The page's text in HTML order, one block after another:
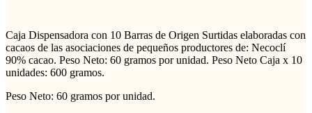
Caja Dispensadora con 10 Barras de Origen Surtidas elaboradas con
cacaos de las asociaciones de pequeños productores de: Necoclí
90% cacao. Peso Neto: 60 gramos por unidad. Peso Neto Caja x 10
unidades: 600 gramos.
Peso Neto: 60 gramos por unidad.